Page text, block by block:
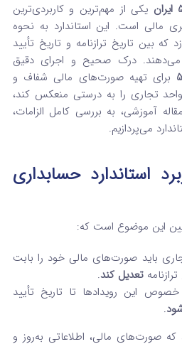
یکی از مهم‌ترین و کاربردی‌ترین
مالی است. این استاندارد به نحوه
که بین تاریخ ترازنامه و تاریخ تأیید
درک صحیح و اجرای دقیق
برای تهیه صورت‌های مالی شفاف و
تجاری را به درستی منعکس کند،
آموزشی، به بررسی کامل الزامات،
می‌پردازیم.
استاندارد حسابداری
این موضوع است که:
باید صورت‌های مالی خود را بابت
تعدیل کند.
این رویدادها تا تاریخ تأیید
.
صورت‌های مالی، اطلاعاتی به‌روز و